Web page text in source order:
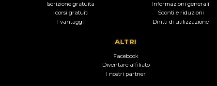
Iscrizione gratuita
I corsi gratuiti
I vantaggi
Informazioni generali
Sconti e riduzioni
Diritti di utilizzazione
ALTRI
Facebook
Diventare affiliato
I nostri partner